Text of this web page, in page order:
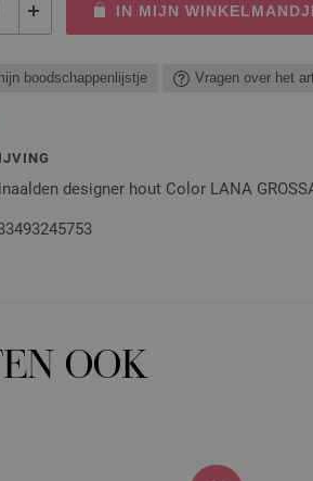
IN MIJN
boodschappenlijstje Vragen over het
designer hout Color LANA
OOK